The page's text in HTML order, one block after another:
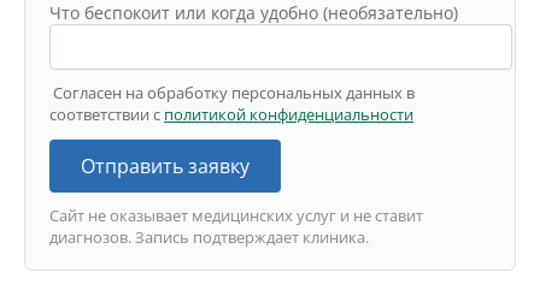
Что беспокоит или когда удобно (необязательно)
Согласен на обработку персональных данных в
соответствии с политикой конфиденциальности
Отправить заявку
Сайт не оказывает медицинских услуг и не ставит
диагнозов. Запись подтверждает клиника.